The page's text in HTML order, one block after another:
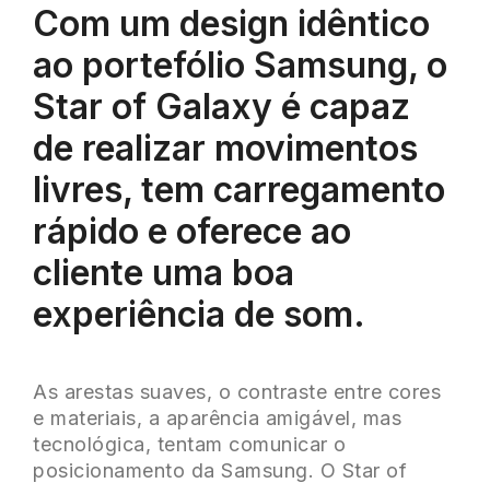
Com um design idêntico
ao portefólio Samsung, o
Star of Galaxy é capaz
de realizar movimentos
livres, tem carregamento
rápido e oferece ao
cliente uma boa
experiência de som.
As arestas suaves, o contraste entre cores
e materiais, a aparência amigável, mas
tecnológica, tentam comunicar o
posicionamento da Samsung. O Star of